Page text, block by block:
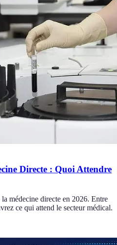
Directe : Quoi Attendre
médecine directe en 2026. Entre
ce qui attend le secteur médical.